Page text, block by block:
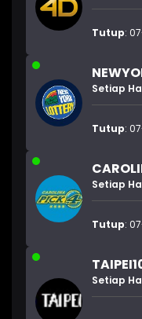
Tutup:
Setiap
Tutup:
Setiap
Tutup:
Setiap